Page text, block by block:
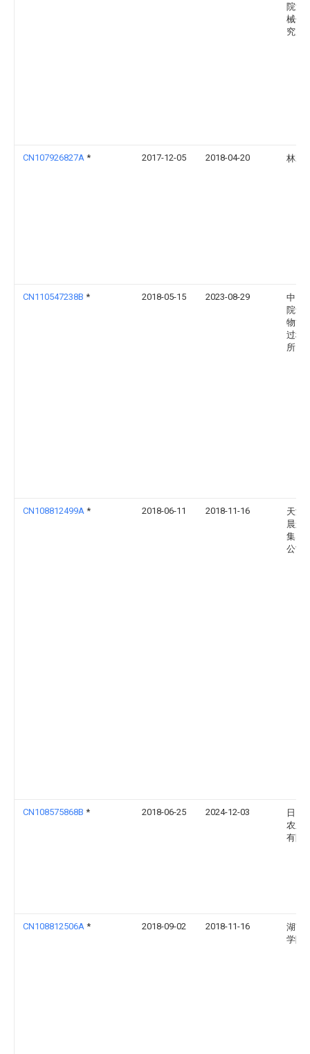
院渔
械仪
究所
CN107926827A * 2017-12-05 2018-04-20 林莉
CN110547238B * 2018-05-15 2023-08-29
中国
院青
物能
过程
所
CN108812499A * 2018-06-11 2018-11-16
天津
晨辉
集团
公司
CN108575868B * 2018-06-25 2024-12-03
日照
农业
有限
CN108812506A * 2018-09-02 2018-11-16
湖南
学院